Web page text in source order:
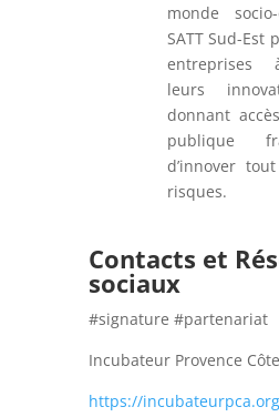
monde socio-
SATT Sud-Est
entreprises à
leurs
donnant
publique
d’innovertout
risques.
Contacts et
sociaux
#signature #partenariat
Incubateur Provence
https://